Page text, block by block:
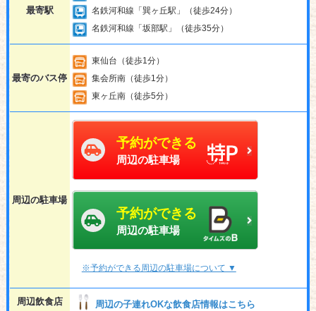
最寄駅
名鉄河和線「巽ヶ丘駅」（徒歩24分）
名鉄河和線「坂部駅」（徒歩35分）
最寄のバス停
東仙台（徒歩1分）
集会所南（徒歩1分）
東ヶ丘南（徒歩5分）
周辺の駐車場
予約ができる
周辺の駐車場
予約ができる
周辺の駐車場
※予約ができる周辺の駐車場について ▼
周辺飲食店 周辺の子連れOKな飲食店情報はこちら